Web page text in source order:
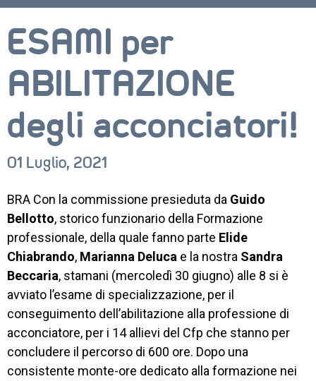
CORSI
NEWS
SETTORI
PROFESSIONALI
SERVIZI
AL
LAVORO
ESAMI per
ABILITAZIONE
degli acconciatori!
01 Luglio, 2021
BRA Con la commissione presieduta da Guido
Bellotto, storico funzionario della Formazione
professionale, della quale fanno parte Elide
Chiabrando, Marianna Deluca e la nostra Sandra
Beccaria, stamani (mercoledì 30 giugno) alle 8 si è
avviato l’esame di specializzazione, per il
conseguimento dell’abilitazione alla professione di
acconciatore, per i 14 allievi del Cfp che stanno per
concludere il percorso di 600 ore. Dopo una
consistente monte-ore dedicato alla formazione nei